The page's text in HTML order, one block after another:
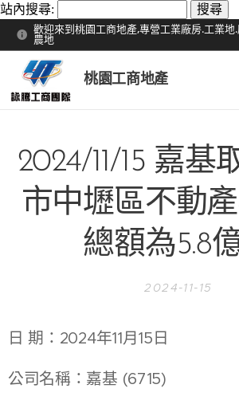
站內搜尋:
歡迎來到桃園工商地產,專營工業廠房.工業地
農地
桃園工商地產
2024/11/15 嘉基
市中壢區不動
總額為5.8
2024-11-15
日 期：2024年11月15日
公司名稱：嘉基 (6715)